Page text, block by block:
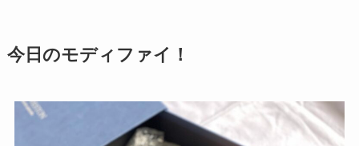
今日のモディファイ！